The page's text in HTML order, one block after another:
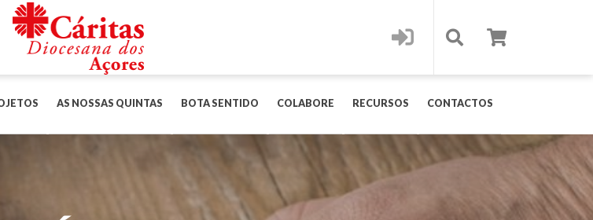
AS NOSSAS QUINTAS BOTA SENTIDO COLABORE RECURSOS CONTACTOS